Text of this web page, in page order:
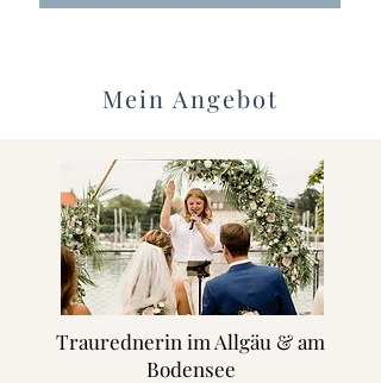
Mein Angebot
Traurednerin im Allgäu & am
Bodensee